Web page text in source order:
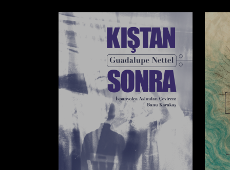
Selden Sonra
Kassandra MONTAG
Sepete Ekle